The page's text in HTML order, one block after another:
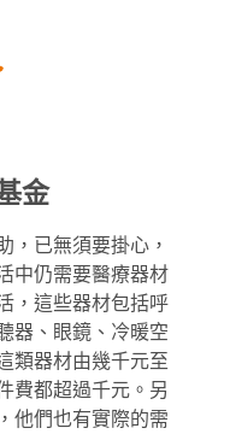
金
，已無須要掛心，
中仍需要醫療器材
，這些器材包括呼
器、眼鏡、冷暖空
類器材由幾千元至
費都超過千元。另
他們也有實際的需